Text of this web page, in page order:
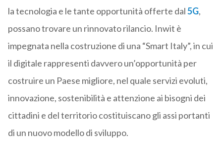
la tecnologia e le tante opportunità offerte dal5G,
possano trovare un rinnovato rilancio. Inwit è
impegnata nella costruzione di una “Smart Italy”, in cui
il digitale rappresenti davvero un’opportunità per
costruire un Paese migliore, nel quale servizi evoluti,
innovazione, sostenibilità e attenzione ai bisogni dei
cittadini e del territorio costituiscano gli assi portanti
di un nuovo modello di sviluppo.